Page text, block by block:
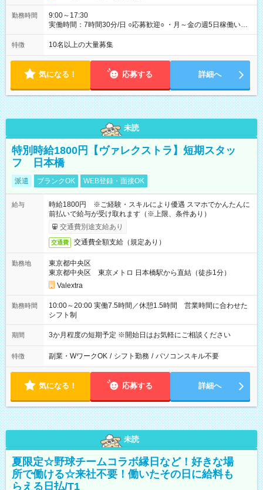
勤務時間
9:00～17:30
実働時間：7時間30分/日 ○応募歓迎○ ・月～金の週5日稼働いた
だける方 ・実働時間：7.5時間（休憩1時間）
特徴 10名以上の大量募集
気になる！ 応募する 詳細へ
未読
特別時給1800円【ヴァレクストラ】短期スタッ
フ 日本橋
派遣 ブランクOK WEB登録・面接OK
給与
時給1800円 ※ご経験・スキルにより優遇 スマホでかんたんに
前払いで給与が受け取れます（※上限、条件あり）
交通費別途支給あり
交通費 交通費全額支給（規定あり）
勤務地
東京都中央区
東京都中央区 東京メトロ 日本橋駅から直結（徒歩1分）
Valextra
勤務時間
10:00～20:00 実働7.5時間／休憩1.5時間 営業時間に合わせた
シフト制
期間 3か月程度の短期予定 ※開始日はお気軽にご相談ください
特徴 副業・WワークOK / シフト勤務 / パソコンスキル不要
気になる！ 応募する 詳細へ
未読
夏限定☆野球チームコラボ縁日など！好きな場
所で働ける☆来社不要！働いたその日に給料も
らえる日払/T1